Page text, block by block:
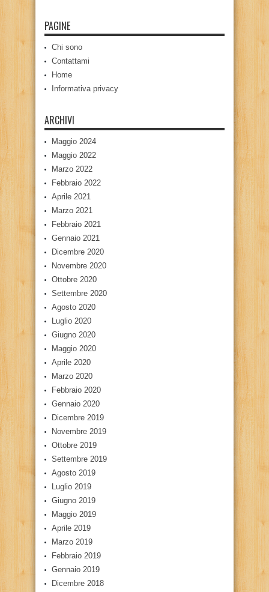
PAGINE
Chi sono
Contattami
Home
Informativa privacy
ARCHIVI
Maggio 2024
Maggio 2022
Marzo 2022
Febbraio 2022
Aprile 2021
Marzo 2021
Febbraio 2021
Gennaio 2021
Dicembre 2020
Novembre 2020
Ottobre 2020
Settembre 2020
Agosto 2020
Luglio 2020
Giugno 2020
Maggio 2020
Aprile 2020
Marzo 2020
Febbraio 2020
Gennaio 2020
Dicembre 2019
Novembre 2019
Ottobre 2019
Settembre 2019
Agosto 2019
Luglio 2019
Giugno 2019
Maggio 2019
Aprile 2019
Marzo 2019
Febbraio 2019
Gennaio 2019
Dicembre 2018